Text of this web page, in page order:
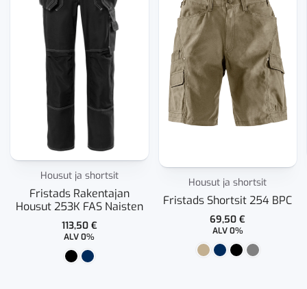
Housut ja shortsit
Fristads Rakentajan
Housut 253K FAS Naisten
113,50 €
ALV 0%
Housut ja shortsit
Fristads Shortsit 254 BPC
69,50€
ALV 0%